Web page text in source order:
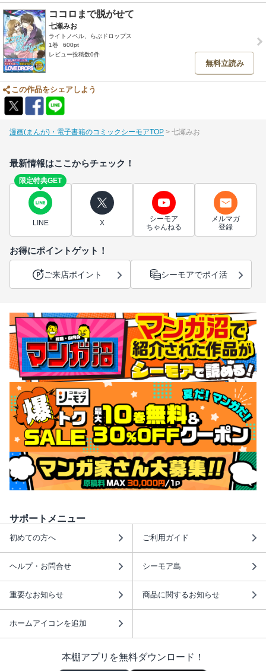
ココロまで脱がせて
七瀬みお
ライトノベル、らぶドロップス
1巻
600pt
レビュー投稿数0件
無料立読み
この作品をシェアしよう
漫画(まんが)・電子書籍のコミックシーモアTOP 七瀬みお
最新情報はここからチェック！
限定特典GET
LINE X
シーモア
ちゃんねる
メルマガ
登録
お得にポイントゲット！
ご来店ポイント シーモアでポイ活
サポートメニュー
初めての方へ ご利用ガイド
ヘルプ・お問合せ シーモア島
重要なお知らせ 商品に関するお知らせ
ホームアイコンを追加
本棚アプリを無料ダウンロード！